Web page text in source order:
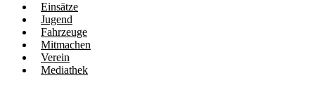
Einsätze
Jugend
Fahrzeuge
Mitmachen
Verein
Mediathek